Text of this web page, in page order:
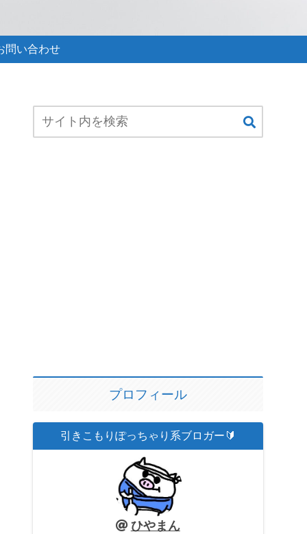
問い合わせ
プロフィール
引きこもりぽっちゃり系ブロガー🔰
ひやまん